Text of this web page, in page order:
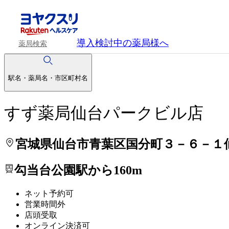
薬局検索 導入検討中の薬局様へ
駅名・薬局名・市区町村名
すず薬局仙台パークビル店
宮城県仙台市青葉区国分町３－６－１
勾当台公園駅から160m
ネット予約可
営業時間外
店頭受取
オンライン決済可
処方せんを送って待ち時間を短く！
処方せんを送って待ち時間を短く！